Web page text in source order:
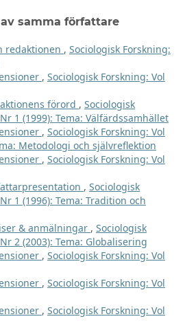
samma författare
redaktionen , Sociologisk Forskning:
, Sociologisk Forskning: Vol
förord , Sociologisk
1 (1999): Tema: Välfärdssamhället
, Sociologisk Forskning: Vol
Metodologi och självreflektion
, Sociologisk Forskning: Vol
, Sociologisk
1 (1996): Tema: Tradition och
& anmälningar , Sociologisk
2 (2003): Tema: Globalisering
, Sociologisk Forskning: Vol
, Sociologisk Forskning: Vol
, Sociologisk Forskning: Vol